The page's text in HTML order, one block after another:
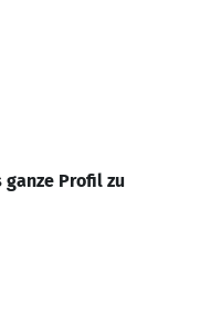
ganze Profil zu